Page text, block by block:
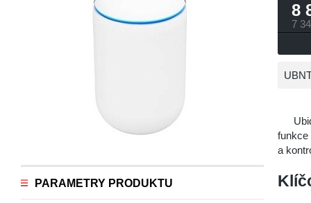
PARAMETRY PRODUKTU
8
7
funkce
a